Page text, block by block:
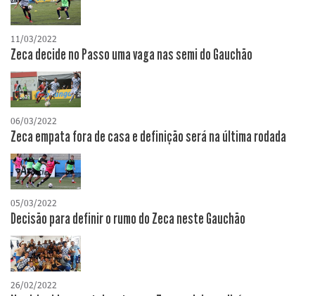
11/03/2022
Zeca decide no Passo uma vaga nas semi do Gauchão
06/03/2022
Zeca empata fora de casa e definição será na última rodada
05/03/2022
Decisão para definir o rumo do Zeca neste Gauchão
26/02/2022